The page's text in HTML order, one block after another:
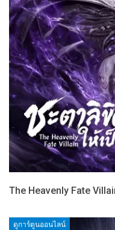
The Heavenly Fate
ดูการ์ตูนออนไลน์